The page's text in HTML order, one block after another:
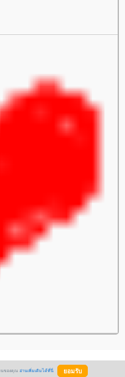
นของคุณ อ่านเพิ่มเติมได้ที่นี่